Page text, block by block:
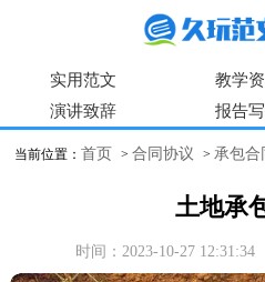
实用范文 教学
演讲致辞
报告
当前位置：首页 >合同协议 >承包合
土地承
时间：2023-10-27 12:31:34